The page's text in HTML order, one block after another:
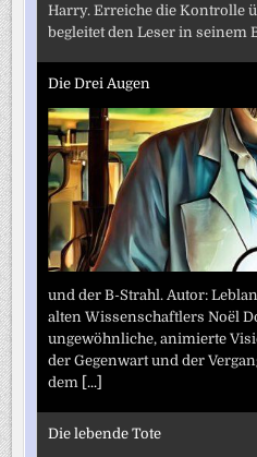
Harry. Erreiche die Kontrolle
begleitet den Leser in seinem
Die Drei Augen
und der B-Strahl. Autor:
alten Wissenschaftlers Noël
ungewöhnliche, animierte
der Gegenwart und der
dem [...]
Die lebende Tote